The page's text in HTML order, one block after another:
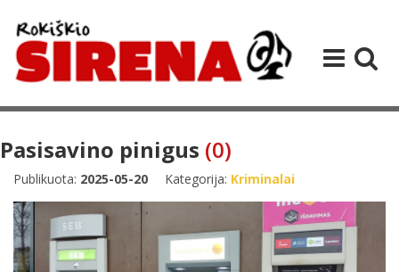
Pasisavino pinigus (0)
Publikuota: 2025-05-20 Kategorija: Kriminalai